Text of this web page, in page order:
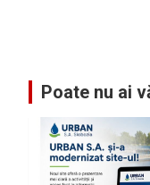
Poate nu ai